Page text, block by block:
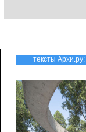
тексты Архи.ру: